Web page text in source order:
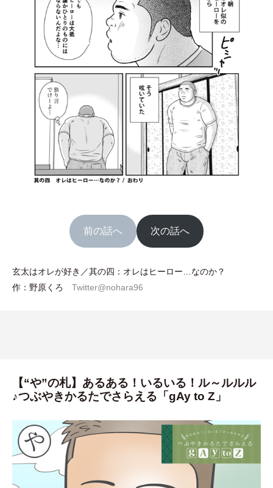
前の話へ 次の話へ
玄太はオレが好き／其の四：オレはヒーロー…なのか？
作：野原くろ Twitter@nohara96
【“や”の札】あるある！いるいる！ル～ルルル
♪つぶやきかるたでさらえる「gAy to Z」